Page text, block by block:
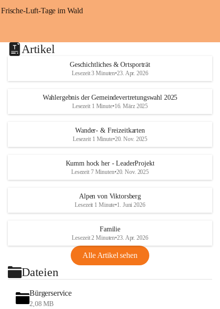
Frische-Luft-Tage im Wald
Artikel
Geschichtliches & Ortsporträt
Lesezeit 3 Minuten•23. Apr. 2026
Wahlergebnis der Gemeindevertretungswahl 2025
Lesezeit 1 Minute•16. März 2025
Wander- & Freizeitkarten
Lesezeit 1 Minute•20. Nov. 2025
Kumm hock her - LeaderProjekt
Lesezeit 7 Minuten•20. Nov. 2025
Alpen von Viktorsberg
Lesezeit 1 Minute•1. Juni 2026
Familie
Lesezeit 2 Minuten•23. Apr. 2026
Alle Artikel sehen
Dateien
Bürgerservice
2,08 MB